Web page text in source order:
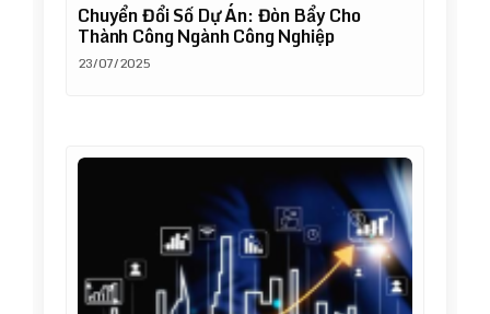
Chuyển Đổi Số Dự Án: Đòn Bẩy Cho
Thành Công Ngành Công Nghiệp
23/07/2025